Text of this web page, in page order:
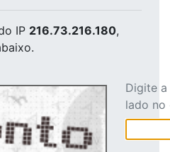
IP 216.73.216.180,
Digite
lado no